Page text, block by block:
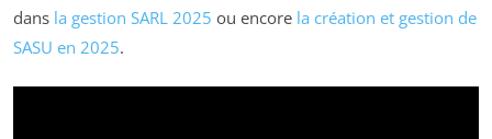
dans la gestion SARL 2025 ou encore la création et gestion de
SASU en 2025.